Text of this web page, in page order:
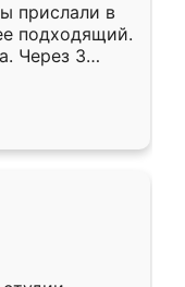
прислали в
подходящий.
Через 3
Остались